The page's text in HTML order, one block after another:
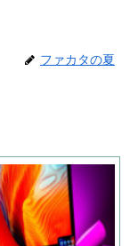
ファカタの夏